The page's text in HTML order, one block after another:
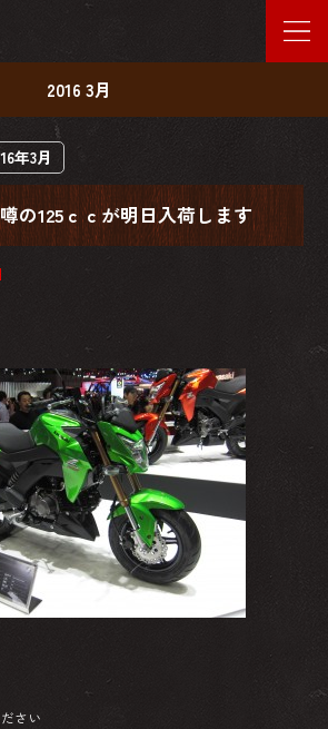
2016 3月
年3月
の125ｃｃが明日入荷します
さい